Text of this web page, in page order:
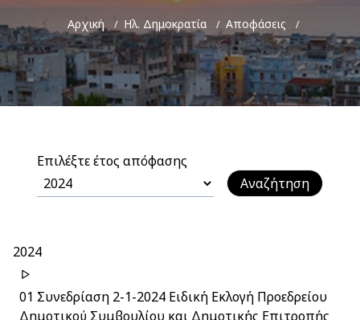
Breadcrumb
Αρχική Ηλ. Δημοκρατία Αποφάσεις
Επιλέξτε έτος απόφασης
2024
01 Συνεδρίαση 2-1-2024 Ειδική Εκλογή Προεδρείου
Δημοτικού Συμβουλίου και Δημοτικής Επιτροπής